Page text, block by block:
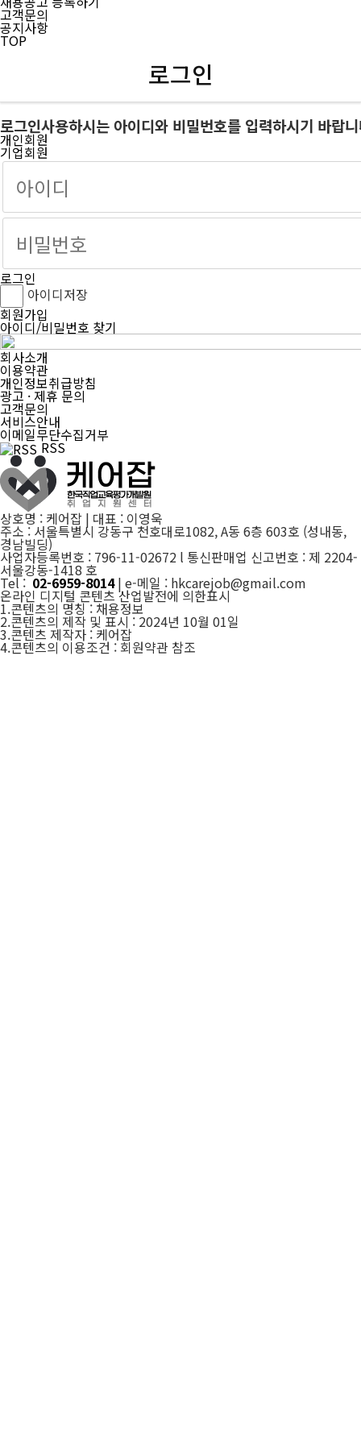
고객문의
공지사항
TOP
로그인
로그인사용하시는 아이디와 비밀번호를 입력하시기 바랍
개인회원
기업회원
로그인
아이디저장
회원가입
아이디/비밀번호 찾기
회사소개
이용약관
개인정보취급방침
광고 · 제휴 문의
고객문의
서비스안내
이메일무단수집거부
RSS
상호명 : 케어잡 | 대표 : 이영욱
주소 : 서울특별시 강동구 천호대로1082, A동 6층 603호 (성내동,
경남빌딩)
사업자등록번호 : 796-11-02672 l 통신판매업 신고번호 : 제 2204-
서울강동-1418 호
Tel : 02-6959-8014| e-메일 : hkcarejob@gmail.com
온라인 디지털 콘텐츠 산업발전에 의한표시
1.콘텐츠의 명칭 : 채용정보
2.콘텐츠의 제작 및 표시 : 2024년 10월 01일
3.콘텐츠 제작자 : 케어잡
4.콘텐츠의 이용조건 : 회원약관 참조